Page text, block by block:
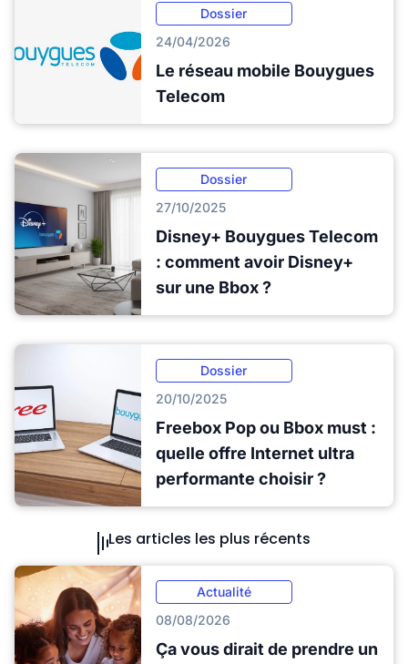
Dossier
24/04/2026
Le réseau mobile Bouygues
Telecom
Dossier
27/10/2025
Disney+ Bouygues Telecom
: comment avoir Disney+
sur une Bbox ?
Dossier
20/10/2025
Freebox Pop ou Bbox must :
quelle offre Internet ultra
performante choisir ?
Les articles les plus récents
Actualité
08/08/2026
Ça vous dirait de prendre un